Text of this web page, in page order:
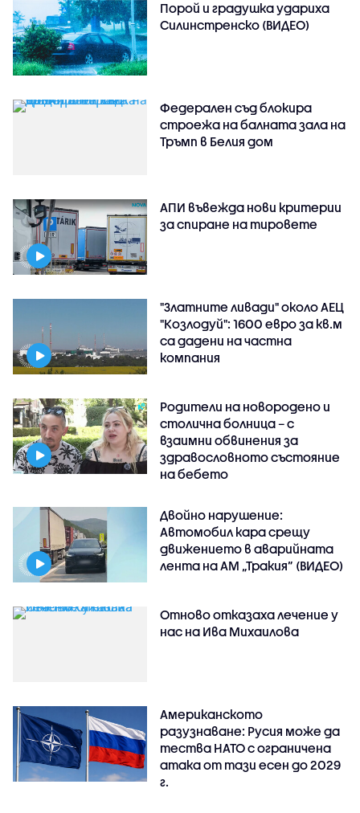
Порой и градушка удариха
Силинстренско (ВИДЕО)
Федерален съд блокира
строежа на балната зала на
Тръмп в Белия дом
АПИ въвежда нови критерии
за спиране на тировете
"Златните ливади" около АЕЦ
"Козлодуй": 1600 евро за кв.м
са дадени на частна
компания
Родители на новородено и
столична болница – с
взаимни обвинения за
здравословното състояние
на бебето
Двойно нарушение:
Автомобил кара срещу
движението в аварийната
лента на АМ „Тракия” (ВИДЕО)
Отново отказаха лечение у
нас на Ива Михаилова
Американското
разузнаване: Русия може да
тества НАТО с ограничена
атака от тази есен до 2029
г.